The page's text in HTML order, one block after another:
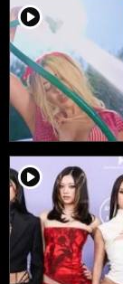
player2
player2